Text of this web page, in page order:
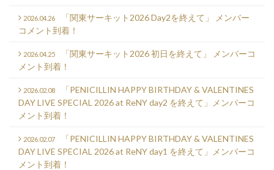
2026.04.26
「関東サーキット2026 Day2を終えて」 メンバー
コメント到着！
2026.04.25
「関東サーキット2026 初日を終えて」 メンバーコ
メント到着！
2026.02.08
「PENICILLIN HAPPY BIRTHDAY & VALENTINES
DAY LIVE SPECIAL 2026 at ReNY day2 を終えて」メンバーコ
メント到着！
2026.02.07
「PENICILLIN HAPPY BIRTHDAY & VALENTINES
DAY LIVE SPECIAL 2026 at ReNY day1 を終えて」メンバーコ
メント到着！